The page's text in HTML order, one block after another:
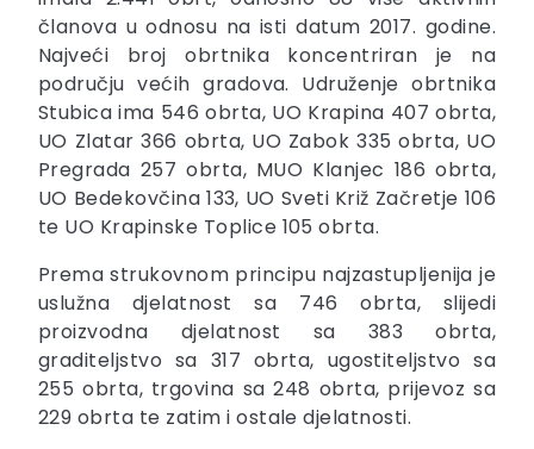
članova u odnosu na isti datum 2017. godine.
Najveći broj obrtnika koncentriran je na
području većih gradova. Udruženje obrtnika
Stubica ima 546 obrta, UO Krapina 407 obrta,
UO Zlatar 366 obrta, UO Zabok 335 obrta, UO
Pregrada 257 obrta, MUO Klanjec 186 obrta,
UO Bedekovčina 133, UO Sveti Križ Začretje 106
te UO Krapinske Toplice 105 obrta.
Prema strukovnom principu najzastupljenija je
uslužna djelatnost sa 746 obrta, slijedi
proizvodna djelatnost sa 383 obrta,
graditeljstvo sa 317 obrta, ugostiteljstvo sa
255 obrta, trgovina sa 248 obrta, prijevoz sa
229 obrta te zatim i ostale djelatnosti.